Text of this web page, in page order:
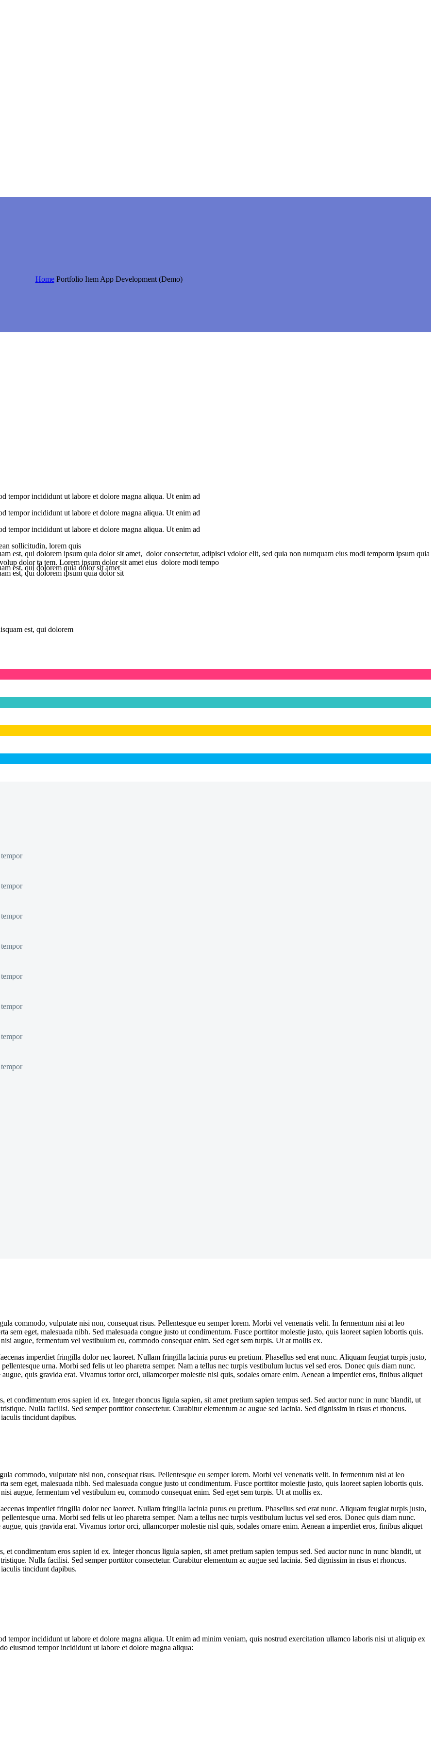
Home Portfolio Item App Development (Demo)
tempor incididunt ut labore et dolore magna aliqua. Ut enim ad
tempor incididunt ut labore et dolore magna aliqua. Ut enim ad
tempor incididunt ut labore et dolore magna aliqua. Ut enim ad
sollicitudin, lorem quis
est, qui dolorem ipsum quia dolor sit amet, dolor consectetur, adipisci vdolor elit, sed quia non numquam eius modi temporm ipsum quia
dolor ta tem. Lorem ipsum dolor sit amet eius dolore modi tempo
est, qui dolorem quia dolor sit amet
est, qui dolorem ipsum quia dolor sit
est, qui dolorem
commodo, vulputate nisi non, consequat risus. Pellentesque eu semper lorem. Morbi vel venenatis velit. In fermentum nisi at leo
sem eget, malesuada nibh. Sed malesuada congue justo ut condimentum. Fusce porttitor molestie justo, quis laoreet sapien lobortis quis.
augue, fermentum vel vestibulum eu, commodo consequat enim. Sed eget sem turpis. Ut at mollis ex.
imperdiet fringilla dolor nec laoreet. Nullam fringilla lacinia purus eu pretium. Phasellus sed erat nunc. Aliquam feugiat turpis justo,
urna. Morbi sed felis ut leo pharetra semper. Nam a tellus nec turpis vestibulum luctus vel sed eros. Donec quis diam nunc.
quis gravida erat. Vivamus tortor orci, ullamcorper molestie nisl quis, sodales ornare enim. Aenean a imperdiet eros, finibus aliquet
et condimentum eros sapien id ex. Integer rhoncus ligula sapien, sit amet pretium sapien tempus sed. Sed auctor nunc in nunc blandit, ut
Nulla facilisi. Sed semper porttitor consectetur. Curabitur elementum ac augue sed lacinia. Sed dignissim in risus et rhoncus.
tincidunt dapibus.
commodo, vulputate nisi non, consequat risus. Pellentesque eu semper lorem. Morbi vel venenatis velit. In fermentum nisi at leo
sem eget, malesuada nibh. Sed malesuada congue justo ut condimentum. Fusce porttitor molestie justo, quis laoreet sapien lobortis quis.
augue, fermentum vel vestibulum eu, commodo consequat enim. Sed eget sem turpis. Ut at mollis ex.
imperdiet fringilla dolor nec laoreet. Nullam fringilla lacinia purus eu pretium. Phasellus sed erat nunc. Aliquam feugiat turpis justo,
urna. Morbi sed felis ut leo pharetra semper. Nam a tellus nec turpis vestibulum luctus vel sed eros. Donec quis diam nunc.
quis gravida erat. Vivamus tortor orci, ullamcorper molestie nisl quis, sodales ornare enim. Aenean a imperdiet eros, finibus aliquet
et condimentum eros sapien id ex. Integer rhoncus ligula sapien, sit amet pretium sapien tempus sed. Sed auctor nunc in nunc blandit, ut
Nulla facilisi. Sed semper porttitor consectetur. Curabitur elementum ac augue sed lacinia. Sed dignissim in risus et rhoncus.
tincidunt dapibus.
tempor incididunt ut labore et dolore magna aliqua. Ut enim ad minim veniam, quis nostrud exercitation ullamco laboris nisi ut aliquip ex
eiusmod tempor incididunt ut labore et dolore magna aliqua: